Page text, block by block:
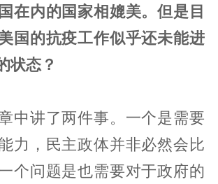
在内的国家相媲美。但是目
国的抗疫工作似乎还未能进
状态？
中讲了两件事。一个是需要
力，民主政体并非必然会比
个问题是也需要对于政府的